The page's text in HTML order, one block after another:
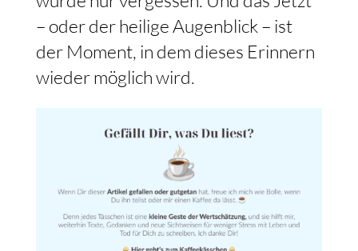
– oder der heilige Augenblick – ist
der Moment, in dem dieses Erinnern
wieder möglich wird.